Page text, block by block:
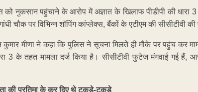
को नुकसान पहुंचाने के आरोप में अज्ञात के खिलाफ पीडीपी की धारा
चौक पर विभिन्न शॉपिंग कांप्लेक्स, बैंकों के एटीएम की सीसीटीवी
कुमार मीणा ने कहा कि पुलिस ने सूचना मिलते ही मौके पर पहुंच कर
3 के तहत मामला दर्ज किया है। सीसीटीवी फुटेज मंगवाई गई हैं,
की प्रतिमा के कर दिए थे टुकड़े-टुकड़े